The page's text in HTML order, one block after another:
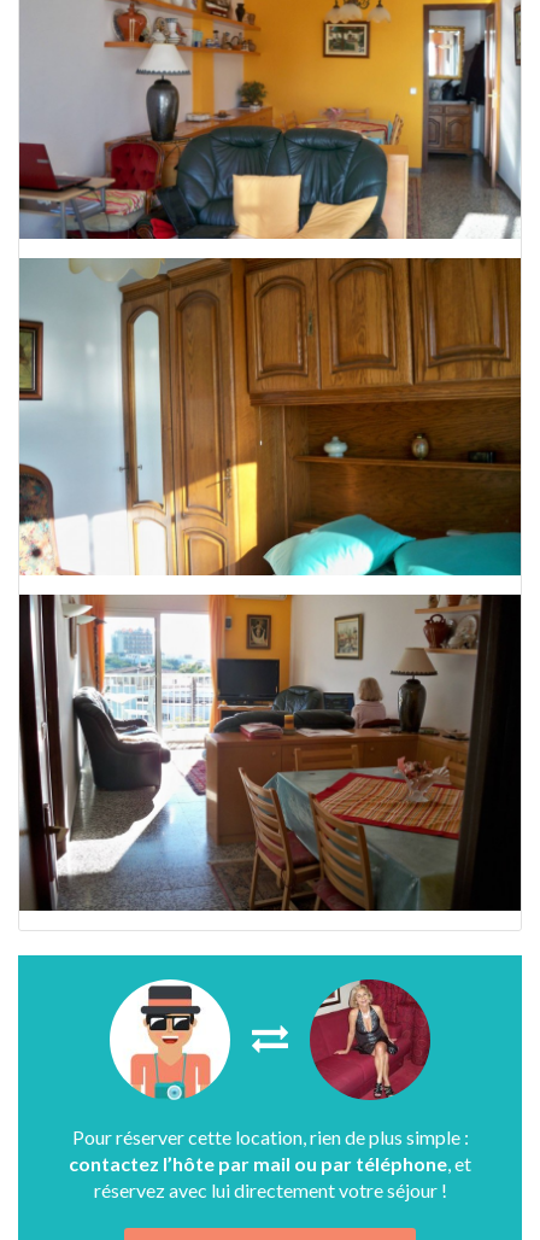
Pour réserver cette location, rien de plus simple :
contactez l’hôte par mail ou par téléphone, et
réservez avec lui directement votre séjour !